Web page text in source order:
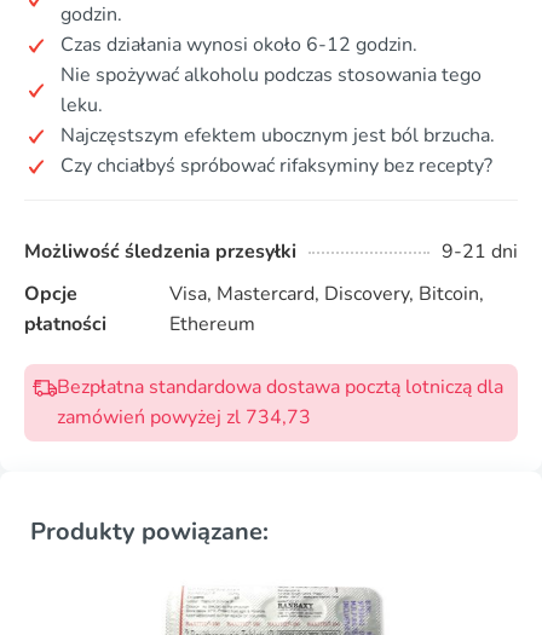
godzin.
Czas działania wynosi około 6-12 godzin.
Nie spożywać alkoholu podczas stosowania tego
leku.
Najczęstszym efektem ubocznym jest ból brzucha.
Czy chciałbyś spróbować rifaksyminy bez recepty?
Możliwość śledzenia przesyłki
9-21 dni
Opcje
płatności
Visa, Mastercard, Discovery, Bitcoin,
Ethereum
Bezpłatna standardowa dostawa pocztą lotniczą dla
zamówień powyżej zl 734,73
Produkty powiązane: